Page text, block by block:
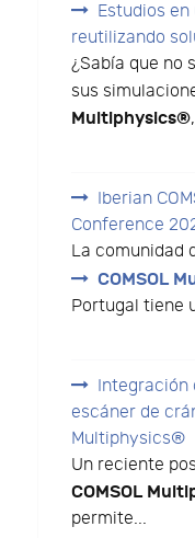
Estudios
reutilizando
¿Sabía que no
sus
Multiphysics®
Iberian
Conference
La comunidad
COMSOL
Portugal tiene
Integración
escáner de
Multiphysics®
Un reciente
COMSOL
permite...